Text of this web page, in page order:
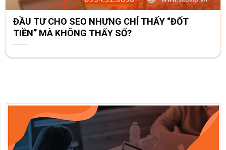
ĐẦU TƯ CHO SEO NHƯNG CHỈ THẤY “ĐỐT
TIỀN” MÀ KHÔNG THẤY SỐ?